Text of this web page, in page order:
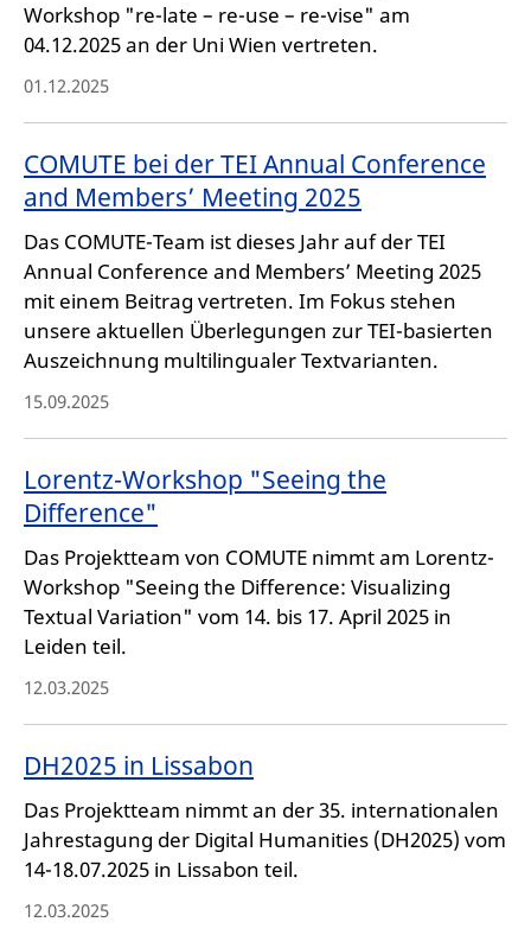
Workshop "re-late – re-use – re-vise" am
04.12.2025 an der Uni Wien vertreten.
01.12.2025
COMUTE bei der TEI Annual Conference
and Members’ Meeting 2025
Das COMUTE-Team ist dieses Jahr auf der TEI
Annual Conference and Members’ Meeting 2025
mit einem Beitrag vertreten. Im Fokus stehen
unsere aktuellen Überlegungen zur TEI-basierten
Auszeichnung multilingualer Textvarianten.
15.09.2025
Lorentz-Workshop "Seeing the
Difference"
Das Projektteam von COMUTE nimmt am Lorentz-
Workshop "Seeing the Difference: Visualizing
Textual Variation" vom 14. bis 17. April 2025 in
Leiden teil.
12.03.2025
DH2025 in Lissabon
Das Projektteam nimmt an der 35. internationalen
Jahrestagung der Digital Humanities (DH2025) vom
14-18.07.2025 in Lissabon teil.
12.03.2025